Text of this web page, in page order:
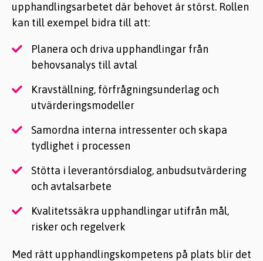
upphandlingsarbetet där behovet är störst. Rollen
kan till exempel bidra till att:
Planera och driva upphandlingar från
behovsanalys till avtal
Kravställning, förfrågningsunderlag och
utvärderingsmodeller
Samordna interna intressenter och skapa
tydlighet i processen
Stötta i leverantörsdialog, anbudsutvärdering
och avtalsarbete
Kvalitetssäkra upphandlingar utifrån mål,
risker och regelverk
Med rätt upphandlingskompetens på plats blir det